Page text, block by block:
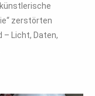
zerstörten
– Licht, Daten,